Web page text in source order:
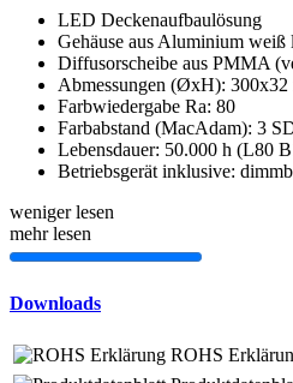
LED Deckenaufbaulösung
Gehäuse aus Aluminium weiß
Diffusorscheibe aus PMMA
Abmessungen (ØxH): 300x32
Farbwiedergabe Ra: 80
Farbabstand (MacAdam): 3
Lebensdauer: 50.000 h (L80
Betriebsgerät inklusive:
weniger lesen
mehr lesen
Downloads
ROHS